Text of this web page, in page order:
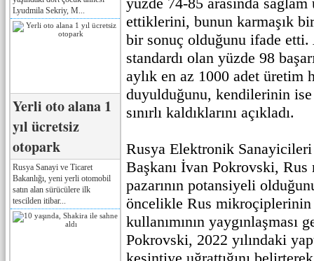
Lyudmila Sekriy, M...
Yerli oto alana 1
yıl ücretsiz
otopark
Rusya Sanayi ve Ticaret
Bakanlığı, yeni yerli otomobil
satın alan sürücülere ilk
tescilden itibar...
ettiklerini, bunun karmaşık
bir sonuç olduğunu ifade
standardı olan yüzde 98
aylık en az 1000 adet üretim
duyulduğunu, kendilerinin
sınırlı kaldıklarını açıkladı.
Rusya Elektronik
Başkanı İvan Pokrovski,
pazarının potansiyeli
öncelikle Rus
kullanımının yaygınlaşması
Pokrovski, 2022 yılındaki